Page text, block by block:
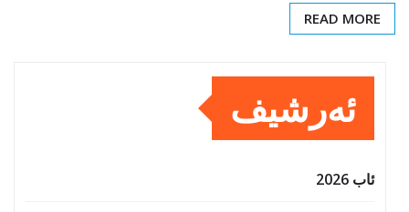
READ MORE
ئەرشیف
ئاب 2026